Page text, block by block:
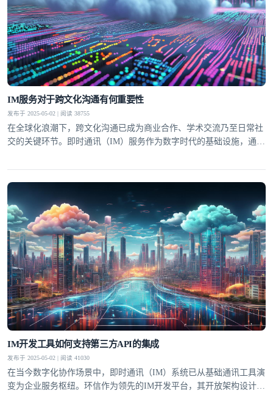
IM服务对于跨文化沟通有何重要性
发布于 2025-05-02 | 阅读 38755
在全球化浪潮下，跨文化沟通已成为商业合作、学术交流乃至日常社
交的关键环节。即时通讯（IM）服务作为数字时代的基础设施，通过
台凭借实时翻译、多模态交互等功能，不仅提升了沟通效率，更成为
文化差异的"调解者"，让不同背景的个体能够建立更深层次的连接。
这种技术赋能的沟通变革，正在重新定义"地球村"的协作
IM开发工具如何支持第三方API的集成
发布于 2025-05-02 | 阅读 41030
在当今数字化协作场景中，即时通讯（IM）系统已从基础通讯工具演
变为企业服务枢纽。环信作为领先的IM开发平台，其开放架构设计允